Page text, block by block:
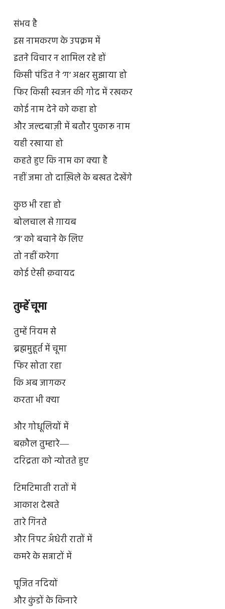
संभव है
इस नामकरण के उपक्रम में
इतने विचार न शामिल रहे हों
किसी पंडित ने ‘ग’ अक्षर सुझाया हो
फिर किसी स्वजन की गोद में रखकर
कोई नाम देने को कहा हो
और जल्दबाज़ी में बतौर पुकारू नाम
यही रखाया हो
कहते हुए कि नाम का क्या है
नहीं जमा तो दाख़िले के बखत देखेंगे
कुछ भी रहा हो
बोलचाल से ग़ायब
‘त्र’ को बचाने के लिए
तो नहीं करेगा
कोई ऐसी क़वायद
तुम्हें चूमा
तुम्हें नियम से
ब्रह्ममुहूर्त में चूमा
फिर सोता रहा
कि अब जागकर
करता भी क्या
और गोधूलियों में
बक़ौल तुम्हारे―
दरिद्रता को न्योतते हुए
टिमटिमाती रातों में
आकाश देखते
तारे गिनते
और निपट अँधेरी रातों में
कमरे के सन्नाटों में
पूजित नदियों
और कुंडों के किनारे